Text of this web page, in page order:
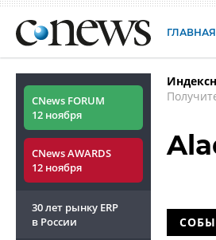
ГЛАВНАЯ
CNews FORUM
12 ноября
CNews AWARDS
12 ноября
30 лет рынку ERP
в России